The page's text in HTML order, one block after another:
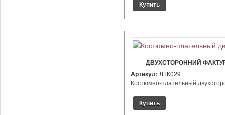
ДВУХСТОРОННИЙ
Артикул: ЛТК029
Костюмно-плательный